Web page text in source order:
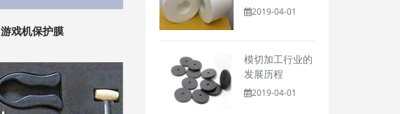
游戏机保护膜
2019-04-01
模切加工行业的
发展历程
2019-04-01